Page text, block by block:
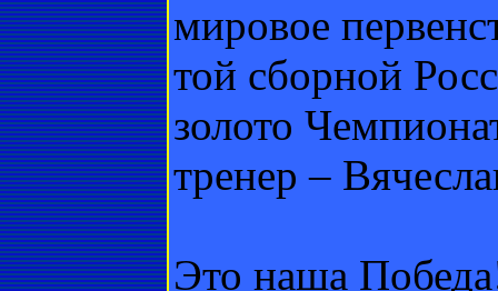
мировое
той сборной
золото
тренер –
Это наша